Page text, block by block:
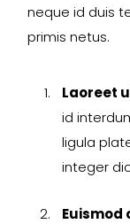
neque id duis
primis netus.
Laoreet
id
ligula
integer
Euismod